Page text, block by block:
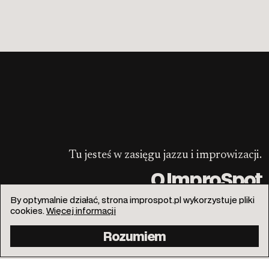
Tu jesteś w zasięgu jazzu i improwizacji.
O ImproSpot
info@improspot.pl
By optymalnie działać, strona improspot.pl wykorzystuje pliki
cookies.Więcej informacji
Rozumiem